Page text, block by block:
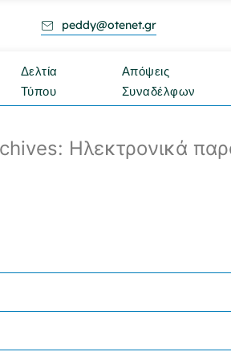
peddy@otenet.gr
Δελτία
Τύπου
Απόψεις
Συναδέλφων
Ηλεκτρονικά